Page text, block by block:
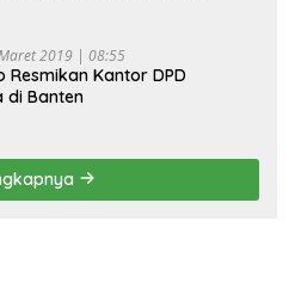
2019 | 08:55
Resmikan Kantor DPD
di Banten